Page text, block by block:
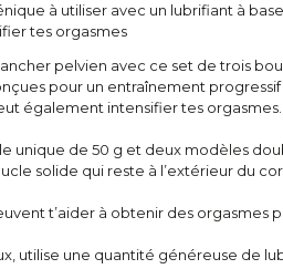
à utiliser avec un lubrifiant à base
tes orgasmes
pelvien avec ce set de trois
pour un entraînement
également intensifier tes orgasmes.
unique de 50 g et deux modèles
solide qui reste à l’extérieur du
t’aider à obtenir des orgasmes
utilise une quantité généreuse de